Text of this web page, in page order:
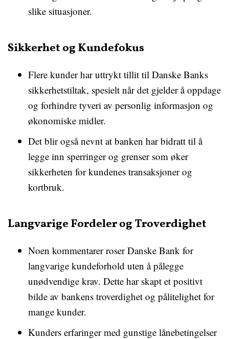
slike situasjoner.
Sikkerhet og Kundefokus
Flere kunder har uttrykt tillit til Danske Banks
sikkerhetstiltak, spesielt når det gjelder å oppdage
og forhindre tyveri av personlig informasjon og
økonomiske midler.
Det blir også nevnt at banken har bidratt til å
legge inn sperringer og grenser som øker
sikkerheten for kundenes transaksjoner og
kortbruk.
Langvarige Fordeler og Troverdighet
Noen kommentarer roser Danske Bank for
langvarige kundeforhold uten å pålegge
unødvendige krav. Dette har skapt et positivt
bilde av bankens troverdighet og pålitelighet for
mange kunder.
Kunders erfaringer med gunstige lånebetingelser